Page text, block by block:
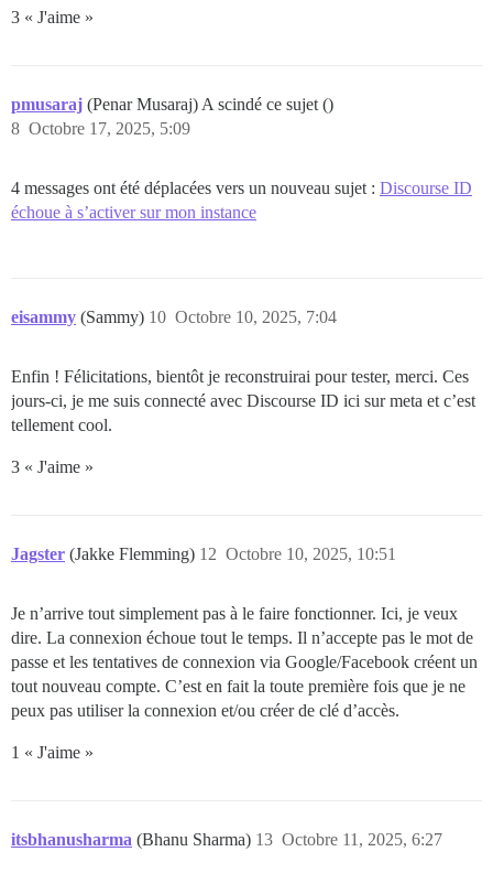
3 « J'aime »
pmusaraj (Penar Musaraj) A scindé ce sujet ()
Octobre 17, 2025, 5:09
8
4 messages ont été déplacées vers un nouveau sujet : Discourse ID
échoue à s’activer sur mon instance
eisammy (Sammy) Octobre 10, 2025, 7:04
10
Enfin ! Félicitations, bientôt je reconstruirai pour tester, merci. Ces
jours-ci, je me suis connecté avec Discourse ID ici sur meta et c’est
tellement cool.
3 « J'aime »
Jagster (Jakke Flemming) Octobre 10, 2025, 10:51
12
Je n’arrive tout simplement pas à le faire fonctionner. Ici, je veux
dire. La connexion échoue tout le temps. Il n’accepte pas le mot de
passe et les tentatives de connexion via Google/Facebook créent un
tout nouveau compte. C’est en fait la toute première fois que je ne
peux pas utiliser la connexion et/ou créer de clé d’accès.
1 « J'aime »
itsbhanusharma (Bhanu Sharma) Octobre 11, 2025, 6:27
13